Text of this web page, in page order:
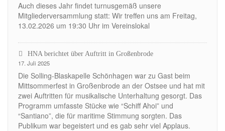
Auch dieses Jahr findet turnusgemäß unsere
Mitgliederversammlung statt: Wir treffen uns am Freitag,
13.02.2026 um 19:30 Uhr im Vereinslokal
HNA berichtet über Auftritt in Großenbrode
17. Juli 2025
Die Solling-Blaskapelle Schönhagen war zu Gast beim
Mittsommerfest in Großenbrode an der Ostsee und hat mit
zwei Auftritten für musikalische Unterhaltung gesorgt. Das
Programm umfasste Stücke wie “Schiff Ahoi” und
“Santiano”, die für maritime Stimmung sorgten. Das
Publikum war begeistert und es gab sehr viel Applaus.